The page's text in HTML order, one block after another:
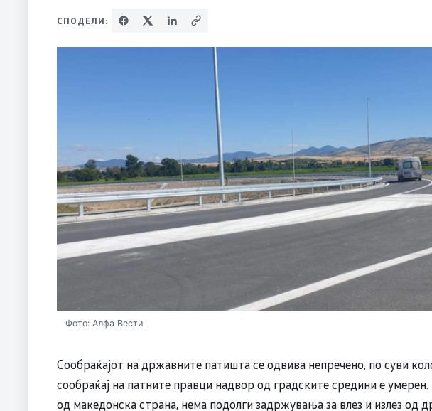
СПОДЕЛИ:
Фото: Алфа Вести
Сообраќајот на државните патишта се одвива непречено, по суви
сообраќај на патните правци надвор од градските средини е
од македонска страна, нема подолги задржувања за влез и излез од